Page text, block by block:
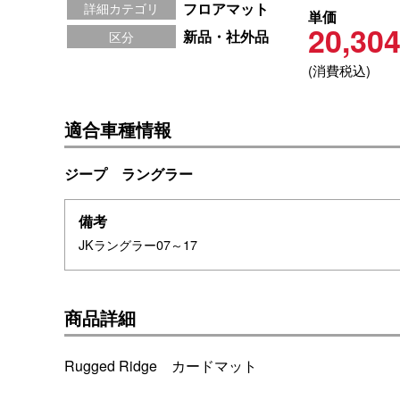
詳細カテゴリ フロアマット
区分 新品・社外品
単価
20,304
(消費税込)
適合車種情報
ジープ ラングラー
備考
JKラングラー07～17
商品詳細
Rugged Ridge カードマット